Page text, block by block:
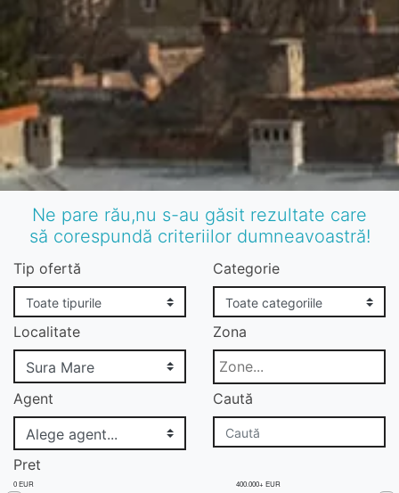
Ne pare rău,nu s-au găsit rezultate care
să corespundă criteriilor dumneavoastră!
Tip ofertă Categorie
Localitate Zona
Agent Caută
Pret
0 EUR 400.000+ EUR